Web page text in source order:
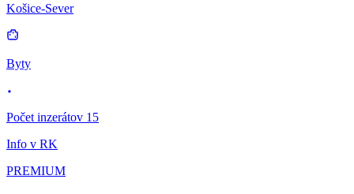
Košice-Sever
Byty
Počet inzerátov 15
Info v RK
PREMIUM